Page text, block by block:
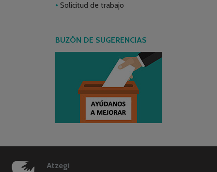
Solicitud de trabajo
BUZÓN DE SUGERENCIAS
Atzegi